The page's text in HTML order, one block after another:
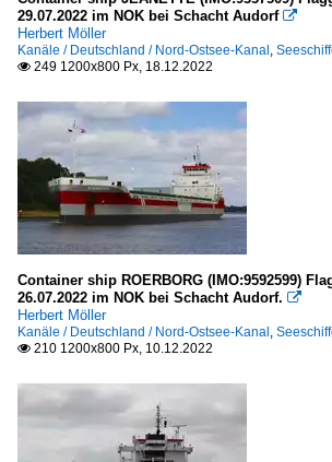
29.07.2022 im NOK bei Schacht Audorf 
Herbert Möller
Kanäle / Deutschland / Nord-Ostsee-Kanal,
 249 1200x800 Px, 18.12.2022
Container ship ROERBORG (IMO:9592599)
26.07.2022 im NOK bei Schacht Audorf. 
Herbert Möller
Kanäle / Deutschland / Nord-Ostsee-Kanal,
 210 1200x800 Px, 10.12.2022